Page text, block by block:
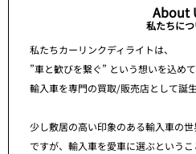
About
私たちに
私たちカーリンクディライトは、
”車と歓びを繋ぐ” という想いを込めて
輸入車を専門の買取/販売店として誕生
少し敷居の高い印象のある輸入車の世
ですが、輸入車を愛車に選ぶという